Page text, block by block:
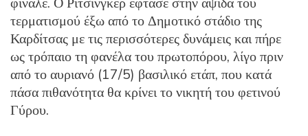
τερματισμού έξω από το Δημοτικό στάδιο της
Καρδίτσας με τις περισσότερες δυνάμεις και πήρε
ως τρόπαιο τη φανέλα του πρωτοπόρου, λίγο πριν
από το αυριανό (17/5) βασιλικό ετάπ, που κατά
πάσα πιθανότητα θα κρίνει το νικητή του φετινού
Γύρου.